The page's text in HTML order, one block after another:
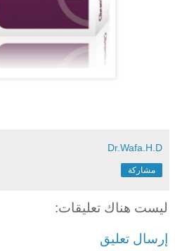
Dr.Wafa.H.D
مشاركة
ليست هناك تعليقات:
إرسال تعليق